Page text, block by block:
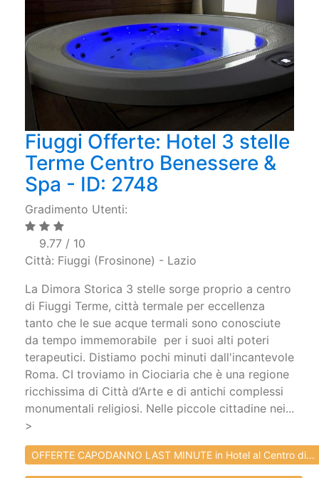
Fiuggi Offerte: Hotel 3 stelle
Terme Centro Benessere &
Spa - ID: 2748
Gradimento Utenti:
9.77 / 10
Città: Fiuggi (Frosinone) - Lazio
La Dimora Storica 3 stelle sorge proprio a centro
di Fiuggi Terme, città termale per eccellenza
tanto che le sue acque termali sono conosciute
da tempo immemorabile per i suoi alti poteri
terapeutici. Distiamo pochi minuti dall'incantevole
Roma. CI troviamo in Ciociaria che è una regione
ricchissima di Città d’Arte e di antichi complessi
monumentali religiosi. Nelle piccole cittadine nei...
>
OFFERTE CAPODANNO LAST MINUTE in Hotel al Centro di...